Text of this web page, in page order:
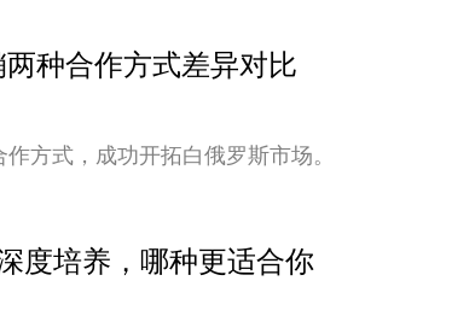
种合作方式差异对比
方式，成功开拓白俄罗斯市场。
度培养，哪种更适合你